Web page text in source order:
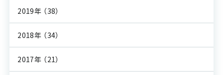
2019年 （38）
2018年 （34）
2017年 （21）